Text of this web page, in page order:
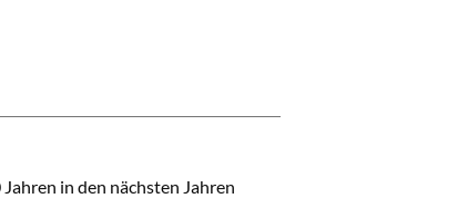
in den nächsten Jahren